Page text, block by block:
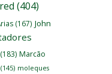
(404)
(167) John
(183) Marcão
(145) moleques